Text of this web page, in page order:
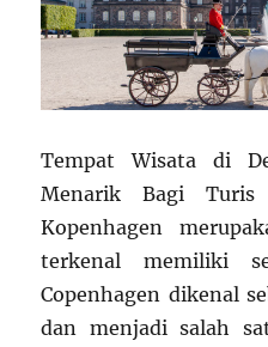
Tempat Wisata di
Menarik Bagi Turis
Kopenhagen
terkenal memiliki
Copenhagen dikenal
dan menjadi salah